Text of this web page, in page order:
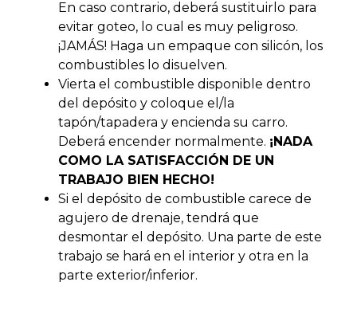
En caso contrario, deberá sustituirlo para
evitar goteo, lo cual es muy peligroso.
¡JAMÁS! Haga un empaque con silicón, los
combustibles lo disuelven.
Vierta el combustible disponible dentro
del depósito y coloque el/la
tapón/tapadera y encienda su carro.
Deberá encender normalmente. ¡NADA
COMO LA SATISFACCIÓN DE UN
TRABAJO BIEN HECHO!
Si el depósito de combustible carece de
agujero de drenaje, tendrá que
desmontar el depósito. Una parte de este
trabajo se hará en el interior y otra en la
parte exterior/inferior.